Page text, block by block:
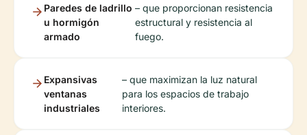
Paredes de ladrillo
u hormigón
armado
– que proporcionan resistencia
estructural y resistencia al
fuego.
Expansivas
ventanas
industriales
– que maximizan la luz natural
para los espacios de trabajo
interiores.